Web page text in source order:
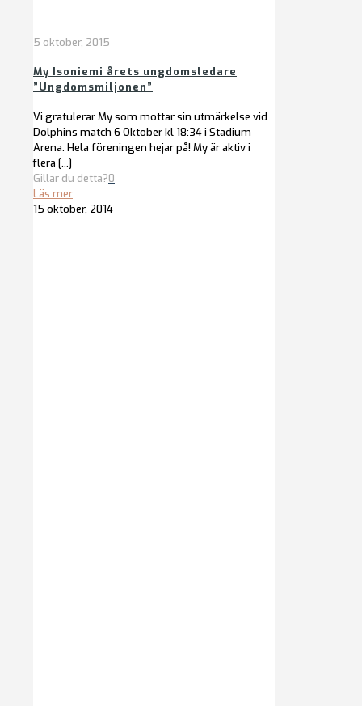
5 oktober, 2015
My Isoniemi årets ungdomsledare
”Ungdomsmiljonen”
Vi gratulerar My som mottar sin utmärkelse vid
Dolphins match 6 Oktober kl 18:34 i Stadium
Arena. Hela föreningen hejar på! My är aktiv i
flera […]
Gillar du detta?0
Läs mer
15 oktober, 2014